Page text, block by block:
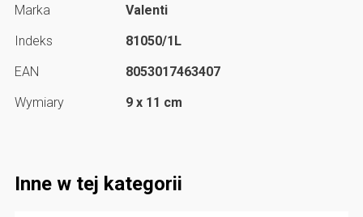
Marka
Valenti
Indeks
81050/1L
EAN
8053017463407
Wymiary
9 x 11 cm
Inne w tej kategorii